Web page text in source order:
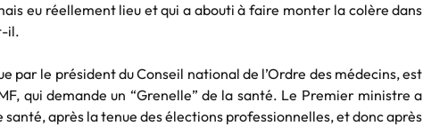
eu réellement lieu et qui a abouti à faire monter la colère dans
il.
par le président du Conseil national de l’Ordre des médecins, est
qui demande un “Grenelle” de la santé. Le Premier ministre a
après la tenue des élections professionnelles, et donc après